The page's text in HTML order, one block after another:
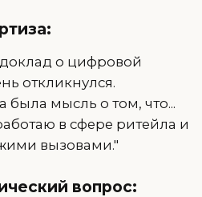
о цифровой
откликнулся.
была мысль о том, что...
в сфере ритейла и
вызовами."
вопрос: